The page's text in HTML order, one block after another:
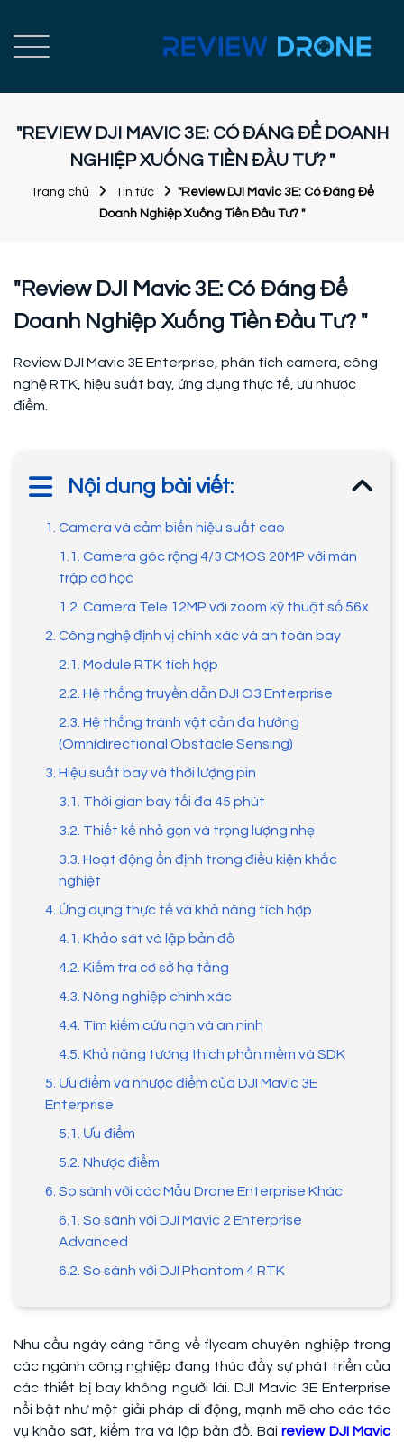
"REVIEW DJI MAVIC 3E: CÓ ĐÁNG ĐỂ DOANH
NGHIỆP XUỐNG TIỀN ĐẦU TƯ? "
Trang chủ Tin tức
"Review DJI Mavic 3E: Có Đáng Để
Doanh Nghiệp Xuống Tiền Đầu Tư? "
"Review DJI Mavic 3E: Có Đáng Để
Doanh Nghiệp Xuống Tiền Đầu Tư? "
Review DJI Mavic 3E Enterprise, phân tích camera, công
nghệ RTK, hiệu suất bay, ứng dụng thực tế, ưu nhược
điểm.
Nội dung bài viết:
1. Camera và cảm biến hiệu suất cao
1.1. Camera góc rộng 4/3 CMOS 20MP với màn
trập cơ học
1.2. Camera Tele 12MP với zoom kỹ thuật số 56x
2. Công nghệ định vị chính xác và an toàn bay
2.1. Module RTK tích hợp
2.2. Hệ thống truyền dẫn DJI O3 Enterprise
2.3. Hệ thống tránh vật cản đa hướng
(Omnidirectional Obstacle Sensing)
3. Hiệu suất bay và thời lượng pin
3.1. Thời gian bay tối đa 45 phút
3.2. Thiết kế nhỏ gọn và trọng lượng nhẹ
3.3. Hoạt động ổn định trong điều kiện khắc
nghiệt
4. Ứng dụng thực tế và khả năng tích hợp
4.1. Khảo sát và lập bản đồ
4.2. Kiểm tra cơ sở hạ tầng
4.3. Nông nghiệp chính xác
4.4. Tìm kiếm cứu nạn và an ninh
4.5. Khả năng tương thích phần mềm và SDK
5. Ưu điểm và nhược điểm của DJI Mavic 3E
Enterprise
5.1. Ưu điểm
5.2. Nhược điểm
6. So sánh với các Mẫu Drone Enterprise Khác
6.1. So sánh với DJI Mavic 2 Enterprise
Advanced
6.2. So sánh với DJI Phantom 4 RTK
Nhu cầu ngày càng tăng về flycam chuyên nghiệp trong
các ngành công nghiệp đang thúc đẩy sự phát triển của
các thiết bị bay không người lái. DJI Mavic 3E Enterprise
nổi bật như một giải pháp di động, mạnh mẽ cho các tác
vụ khảo sát, kiểm tra và lập bản đồ. Bàireview DJI Mavic